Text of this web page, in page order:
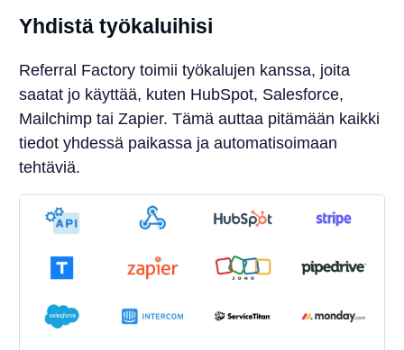
Yhdistä työkaluihisi
Referral Factory toimii työkalujen kanssa, joita
saatat jo käyttää, kuten HubSpot, Salesforce,
Mailchimp tai Zapier. Tämä auttaa pitämään kaikki
tiedot yhdessä paikassa ja automatisoimaan
tehtäviä.